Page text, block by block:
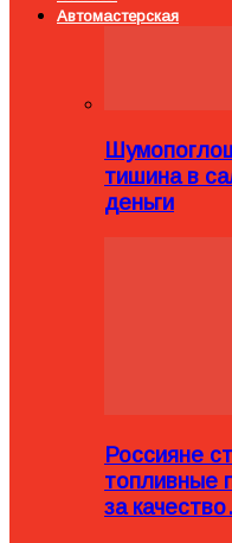
Автомастерская
тишина в
деньги
Россияне
топливные
за